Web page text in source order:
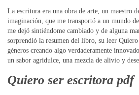
La escritura era una obra de arte, un maestro
imaginación, que me transportó a un mundo
me dejó sintiéndome cambiado y de alguna
sorprendió la resumen del libro, su leer
géneros creando algo verdaderamente
un sabor agridulce, una mezcla de alivio y
Quiero ser escritora pdf